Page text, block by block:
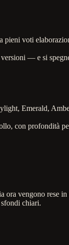
voti
— e si
Emerald,
con profondità
vengono rese
chiari.